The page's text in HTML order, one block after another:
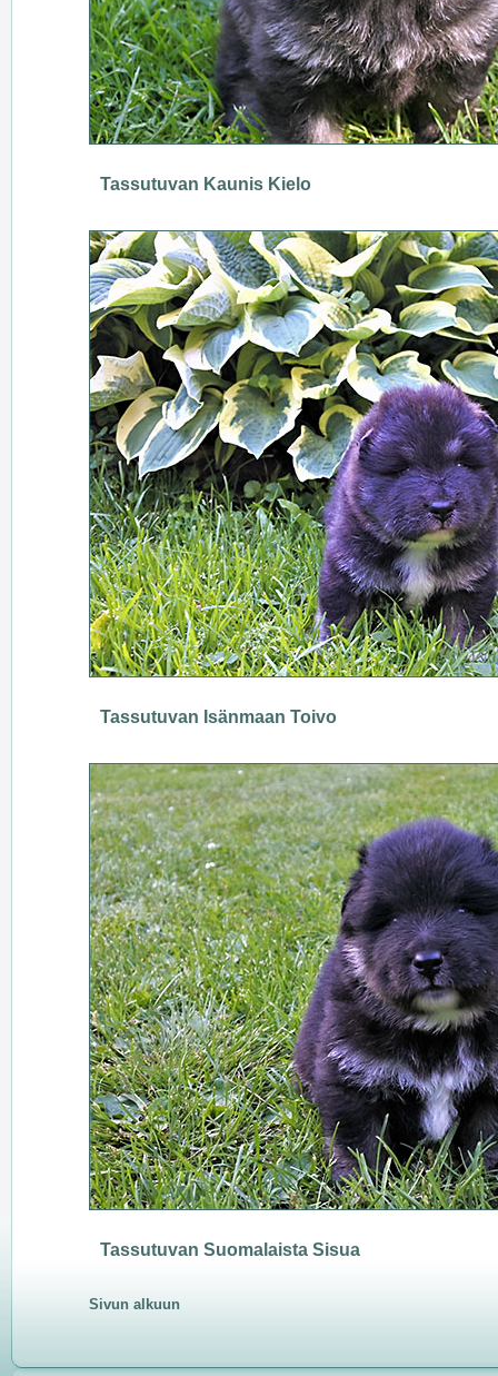
Tassutuvan Kaunis Kielo
Tassutuvan Isänmaan Toivo
Tassutuvan Suomalaista Sisua
Sivun alkuun